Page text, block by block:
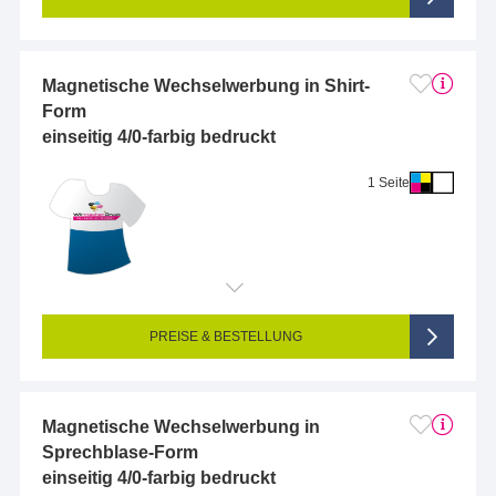
Magnetische Wechselwerbung in Shirt-
Form
einseitig 4/0-farbig bedruckt
1 Seite
Endformat (bedruckte Fläche): 2 x 2 cm
Seitigkeit: 1-seitig (Vorderseite bedruckt, Rückseite unbedruckt)
4/0-farbig CMYK (vollfarbig bedruckt)
PREISE & BESTELLUNG
Magnetische Wechselwerbung in
Sprechblase-Form
einseitig 4/0-farbig bedruckt